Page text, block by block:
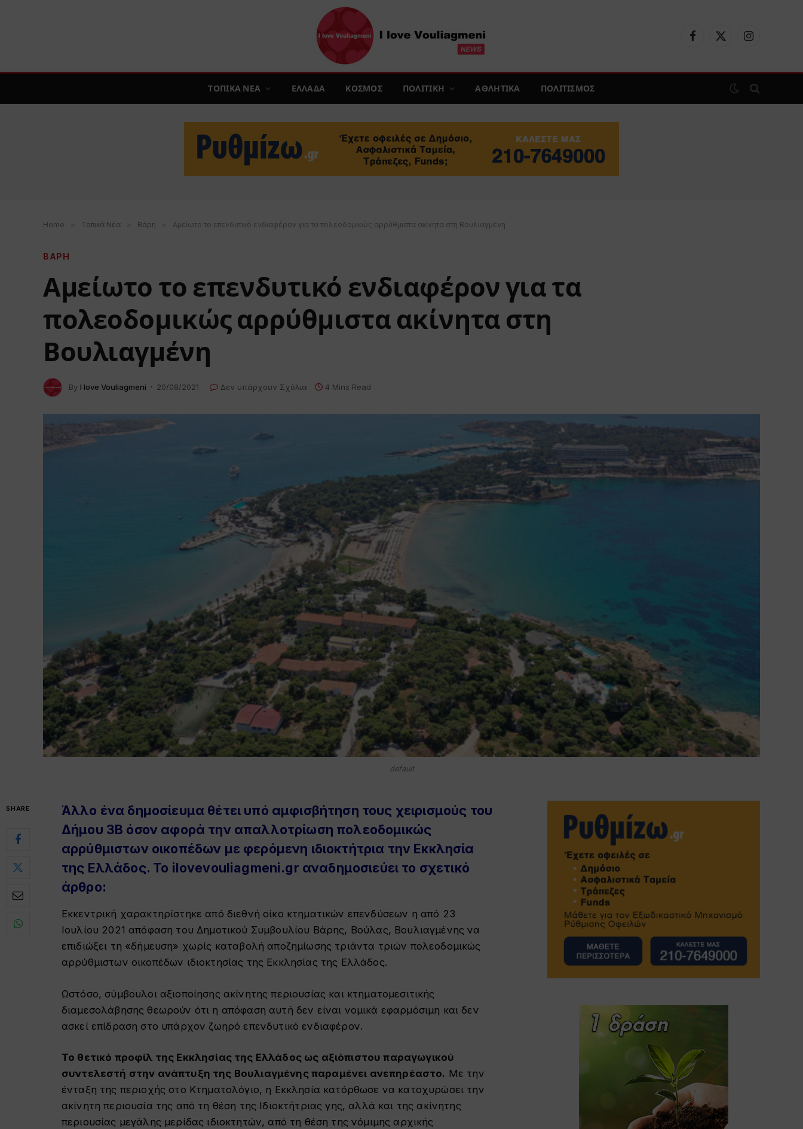
Facebook
X
Instagram
ΤΟΠΙΚΑ ΝΕΑ ΕΛΛΑΔΑ ΚΟΣΜΟΣ ΠΟΛΙΤΙΚΗ ΑΘΛΗΤΙΚΑ ΠΟΛΙΤΙΣΜΟΣ
Home » Τοπικά Νέα » Βάρη » Αμείωτο το επενδυτικό ενδιαφέρον για τα πολεοδομικώς αρρύθμιστα ακίνητα στη Βουλιαγμένη
ΒΑΡΗ
Αμείωτο το επενδυτικό ενδιαφέρον για τα
πολεοδομικώς αρρύθμιστα ακίνητα στη
Βουλιαγμένη
By I love Vouliagmeni 20/08/2021 Δεν υπάρχουν Σχόλια 4 Mins Read
default
SHARE
Άλλο ένα δημοσίευμα θέτει υπό αμφισβήτηση τους χειρισμούς του
Δήμου 3Β όσον αφορά την απαλλοτρίωση πολεοδομικώς
αρρύθμιστων οικοπέδων με φερόμενη ιδιοκτήτρια την Εκκλησία
της Ελλάδος. Το ilovevouliagmeni.gr αναδημοσιεύει το σχετικό
άρθρο:
Εκκεντρική χαρακτηρίστηκε από διεθνή οίκο κτηματικών επενδύσεων η από 23
Ιουλίου 2021 απόφαση του Δημοτικού Συμβουλίου Βάρης, Βούλας, Βουλιαγμένης να
επιδιώξει τη «δήμευση» χωρίς καταβολή αποζημίωσης τριάντα τριών πολεοδομικώς
αρρύθμιστων οικοπέδων ιδιοκτησίας της Εκκλησίας της Ελλάδος.
Ωστόσο, σύμβουλοι αξιοποίησης ακίνητης περιουσίας και κτηματομεσιτικής
διαμεσολάβησης θεωρούν ότι η απόφαση αυτή δεν είναι νομικά εφαρμόσιμη και δεν
ασκεί επίδραση στο υπάρχον ζωηρό επενδυτικό ενδιαφέρον.
Το θετικό προφίλ της Εκκλησίας της Ελλάδος ως αξιόπιστου παραγωγικού
συντελεστή στην ανάπτυξη της Βουλιαγμένης παραμένει ανεπηρέαστο. Με την
ένταξη της περιοχής στο Κτηματολόγιο, η Εκκλησία κατόρθωσε να κατοχυρώσει την
ακίνητη περιουσία της από τη θέση της Ιδιοκτήτριας γης, αλλά και της ακίνητης
περιουσίας μεγάλης μερίδας ιδιοκτητών, από τη θέση της νόμιμης αρχικής